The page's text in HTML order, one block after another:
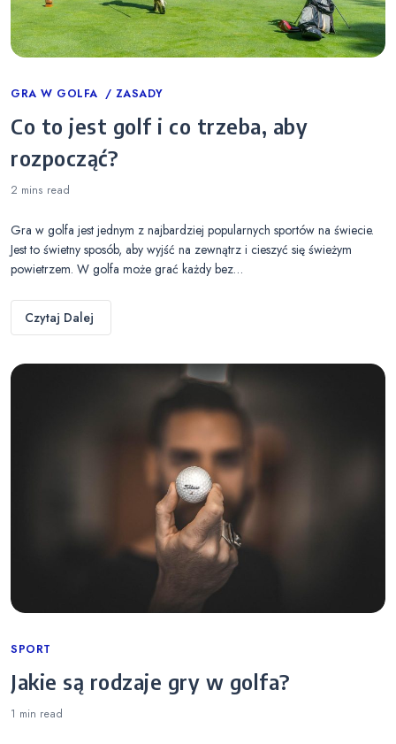
Categories
GRA W GOLFA ZASADY
Co to jest golf i co trzeba, aby
rozpocząć?
2 mins read
Gra w golfa jest jednym z najbardziej popularnych sportów na świecie.
Jest to świetny sposób, aby wyjść na zewnątrz i cieszyć się świeżym
powietrzem. W golfa może grać każdy bez…
Czytaj Dalej
Categories
SPORT
Jakie są rodzaje gry w golfa?
1 min read